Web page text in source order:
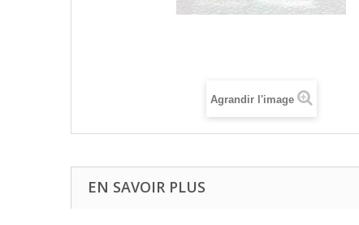
Agrandir l'image
EN SAVOIR PLUS